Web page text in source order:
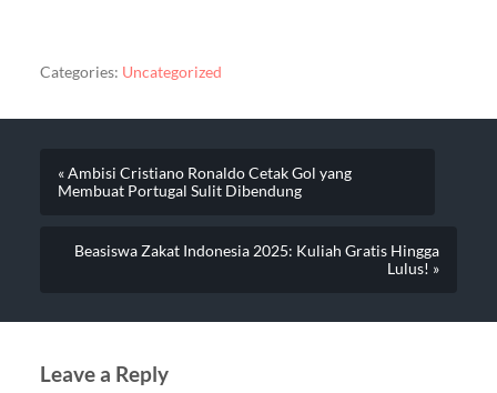
Categories: Uncategorized
« Ambisi Cristiano Ronaldo Cetak Gol yang
Membuat Portugal Sulit Dibendung
Beasiswa Zakat Indonesia 2025: Kuliah Gratis Hingga
Lulus! »
Leave a Reply